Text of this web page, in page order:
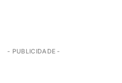
- PUBLICIDADE -